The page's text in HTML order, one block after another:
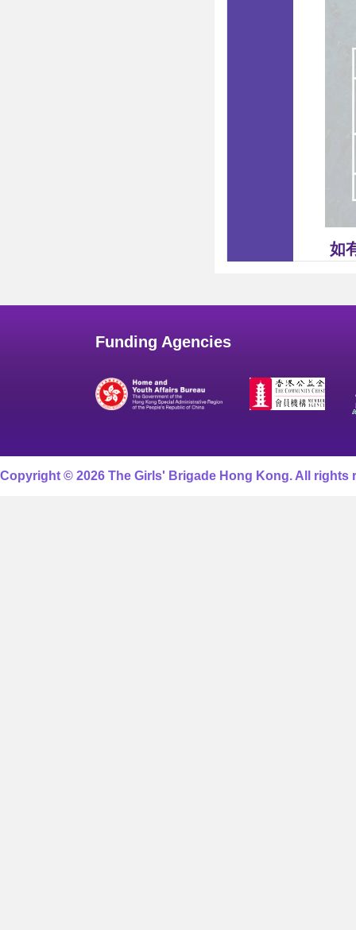
如
Funding Agencies
Copyright © 2026 The Girls' Brigade Hong Kong. All rights